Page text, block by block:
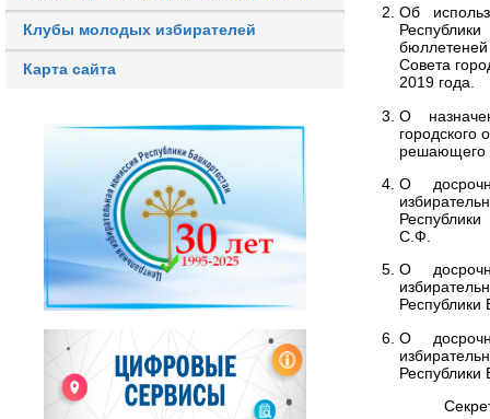
Клубы молодых избирателей
Карта сайта
Об
Совета
2019 года.
О
городского
решающего
О
С.Ф.
О
О